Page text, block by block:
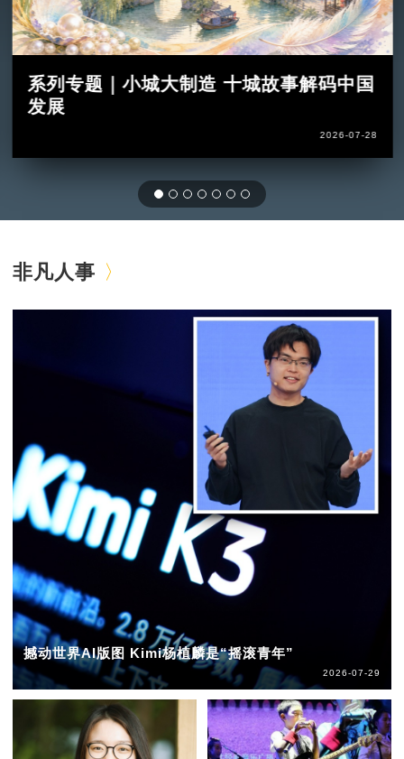
系列专题｜小城大制造 十城故事解码中国
发展
2026-07-28
非凡人事
撼动世界AI版图 Kimi杨植麟是“摇滚青年”
2026-07-29